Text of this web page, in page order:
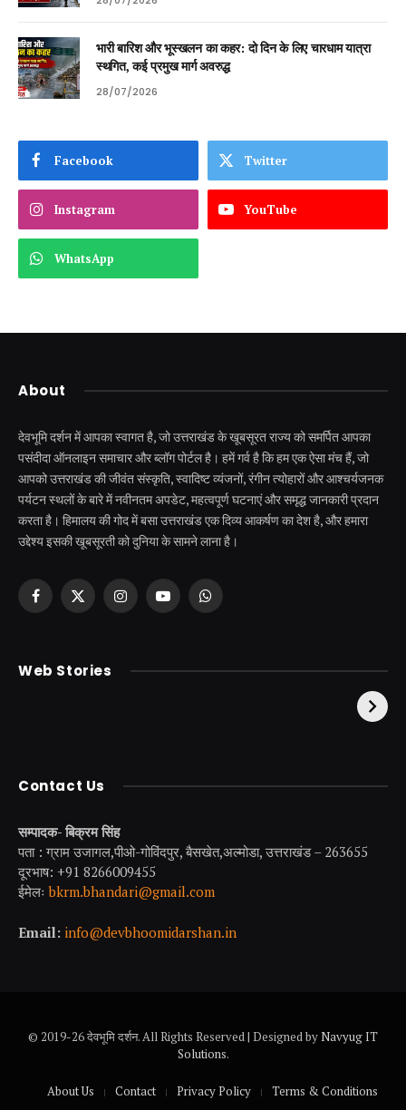
भारी बारिश और भूस्खलन का कहर: दो दिन के लिए चारधाम यात्रा
स्थगित, कई प्रमुख मार्ग अवरुद्ध
28/07/2026
Facebook Twitter
Instagram YouTube
WhatsApp
About
देवभूमि दर्शन में आपका स्वागत है, जो उत्तराखंड के खूबसूरत राज्य को समर्पित आपका
पसंदीदा ऑनलाइन समाचार और ब्लॉग पोर्टल है। हमें गर्व है कि हम एक ऐसा मंच हैं, जो
आपको उत्तराखंड की जीवंत संस्कृति, स्वादिष्ट व्यंजनों, रंगीन त्योहारों और आश्चर्यजनक
पर्यटन स्थलों के बारे में नवीनतम अपडेट, महत्वपूर्ण घटनाएं और समृद्ध जानकारी प्रदान
करता है। हिमालय की गोद में बसा उत्तराखंड एक दिव्य आकर्षण का देश है, और हमारा
उद्देश्य इसकी खूबसूरती को दुनिया के सामने लाना है।
Facebook
X
InstagramYouTubeWhatsApp
Web Stories
केदारनाथ से पहले होती है
उत्तराखंड की एक ऐसी
Contact Us
सम्पादक- बिक्रम सिंह
पता : ग्राम उजागल,पीओ-गोविंदपुर, बैसखेत,अल्मोडा, उत्तराखंड – 263655
दूरभाष: +91 8266009455
ईमेलःbkrm.bhandari@gmail.com
Email: info@devbhoomidarshan.in
© 2019-26 देवभूमि दर्शन. All Rights Reserved | Designed byNavyug IT
Solutions.
About Us Contact Privacy Policy Terms & Conditions